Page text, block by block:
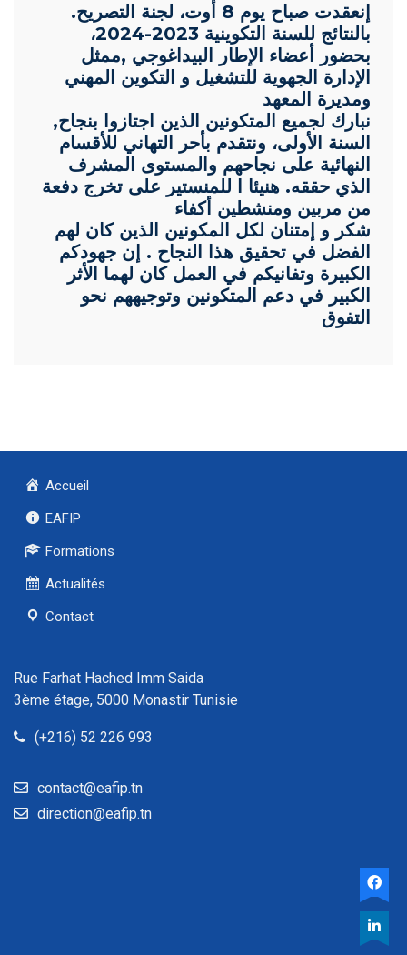
.إنعقدت صباح يوم 8 أوت، لجنة التصريح
بالنتائج للسنة التكوينية 2023-2024،
بحضور أعضاء الإطار البيداغوجي ,ممثل
الإدارة الجهوية للتشغيل و التكوين المهني
ومديرة المعهد
,نبارك لجميع المتكونين الذين اجتازوا بنجاح
السنة الأولى، ونتقدم بأحر التهاني للأقسام
النهائية على نجاحهم والمستوى المشرف
الذي حققه. هنيئا ا للمنستير على تخرج دفعة
من مربين ومنشطين أكفاء
شكر و إمتنان لكل المكونين الذين كان لهم
الفضل في تحقيق هذا النجاح . إن جهودكم
الكبيرة وتفانيكم في العمل كان لهما الأثر
الكبير في دعم المتكونين وتوجيههم نحو
التفوق
Accueil
EAFIP
Formations
Actualités
Contact
Rue Farhat Hached Imm Saida
3ème étage, 5000 Monastir Tunisie
(+216) 52 226 993
contact@eafip.tn
direction@eafip.tn